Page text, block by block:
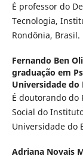
É professor do
Tecnologia,
Rondônia, Brasil.
Fernando Ben
graduação em
Universidade do
É doutorando do
Social do
Universidade do
Adriana Novais